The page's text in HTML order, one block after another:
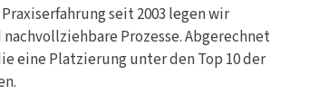
seit 2003 legen wir
Prozesse. Abgerechnet
eine Platzierung unter den Top 10 der